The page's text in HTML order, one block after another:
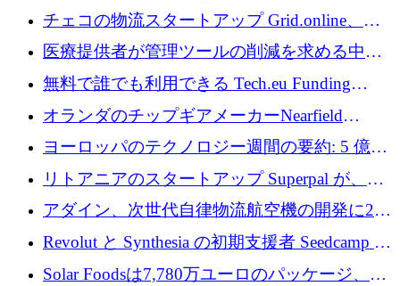
ンス全土に拡大するために1,300万ユーロを確
保
チェコの物流スタートアップ Grid.online、配
送量が 1 年で 10 倍に増加し、400 万ユーロの
医療提供者が管理ツールの削減を求める中、
a16z が Prosper AI を 3,000 万ドルで支援
無料で誰でも利用できる Tech.eu Funding
Explorer のご紹介
オランダのチップギアメーカーNearfield
Instrumentsが3億8,000万ドルを調達
ヨーロッパのテクノロジー週間の要約: 5 億
8,500 万ユーロを超える 60 以上のテクノロジ
ー資金調達取引
リトアニアのスタートアップ Superpal が、
Slack 内に構築された AI コワーカー プラット
フォームのために 50 万ユーロを調達
アダイン、次世代自律物流航空機の開発に250
万ユーロを確保
Revolut と Synthesia の初期支援者 Seedcamp が
3 億 2,000 万ドルを調達、米国に投資
Solar Foodsは7,780万ユーロのパッケージ、5